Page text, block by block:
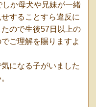
か母犬や兄妹が一緒
することすら違反に
ので生後57日以上の
ご理解を賜りますよ
になる子がいました